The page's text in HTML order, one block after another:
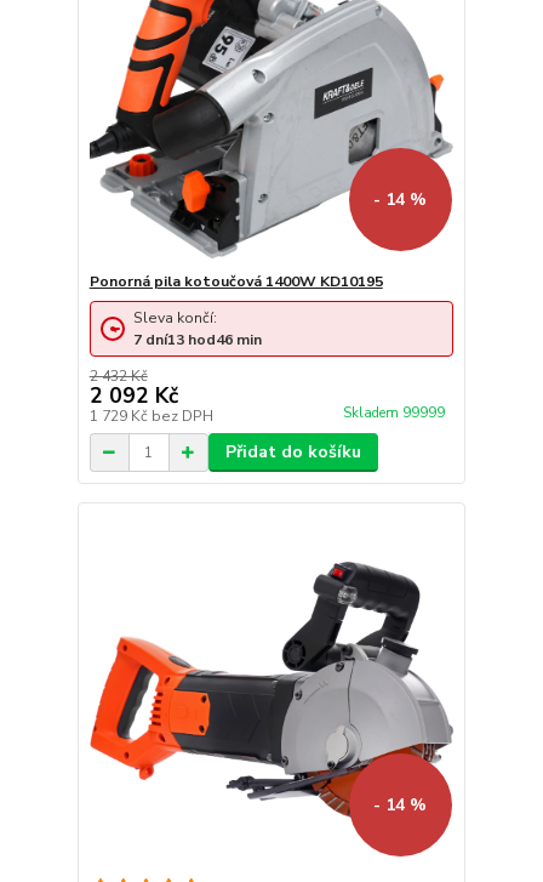
- 14 %
Ponorná pila kotoučová 1400W KD10195
2 432 Kč
2 092 Kč
1 729 Kč bez DPH Skladem 99999
Sleva končí:
7 dní13 hod46 min
Přidat do košíku
- 14 %